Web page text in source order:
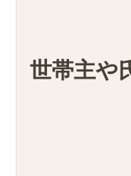
世帯主や